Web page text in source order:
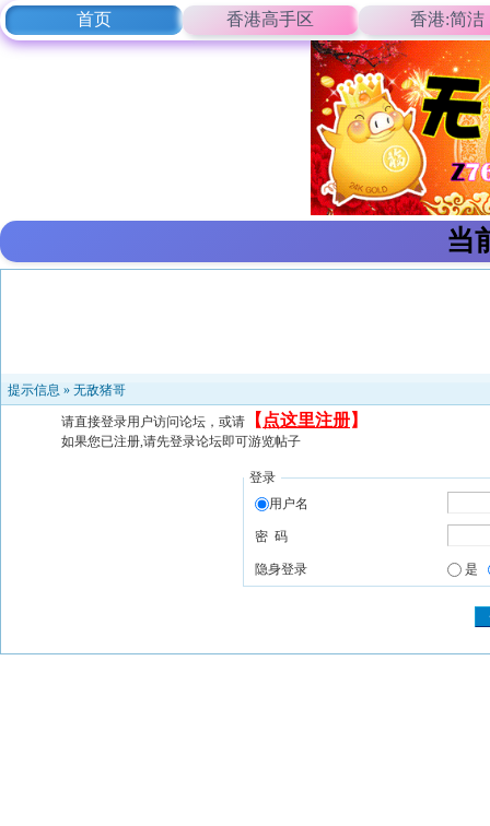
首页 香港高手区 香港:简洁
当
提示信息 » 无敌猪哥
请直接登录用户访问论坛，或请 【 点这里注册】
如果您已注册,请先登录论坛即可游览帖子
登录
用户名
密 码
隐身登录 是